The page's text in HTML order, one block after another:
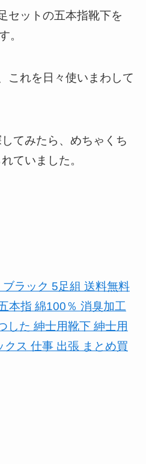
セットの五本指靴下を
。
これを日々使いまわして
てみたら、めちゃくち
ていました。
ラック 5足組 送料無料
本指 綿100％ 消臭加工
した 紳士用靴下 紳士用
クス 仕事 出張 まとめ買